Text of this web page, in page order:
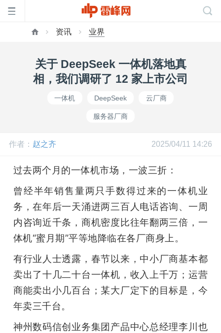
页
公
开
活
动
资讯 业界
关于 DeepSeek 一体机落地真
相，我们调研了 12 家上市公司
一体机 DeepSeek 云厂商
服务器厂商
作者： 赵之齐 2025/04/11 14:26
过去两个月的一体机市场，一波三折：
曾经半年销售量两只手数得过来的一体机业
务，在年后一天涌进两三百人电话咨询、一周
内咨询近千条，商机密度比往年翻两三倍，一
体机“蜜月期”平等地降临在各厂商身上。
有行业人士透露，春节以来，中小厂商基本都
卖出了十几二十台一体机，收入上千万；运营
商能卖出小几百台；某大厂定下的目标是，今
年卖三千台。
神州数码信创业务集团产品中心总经理李川也